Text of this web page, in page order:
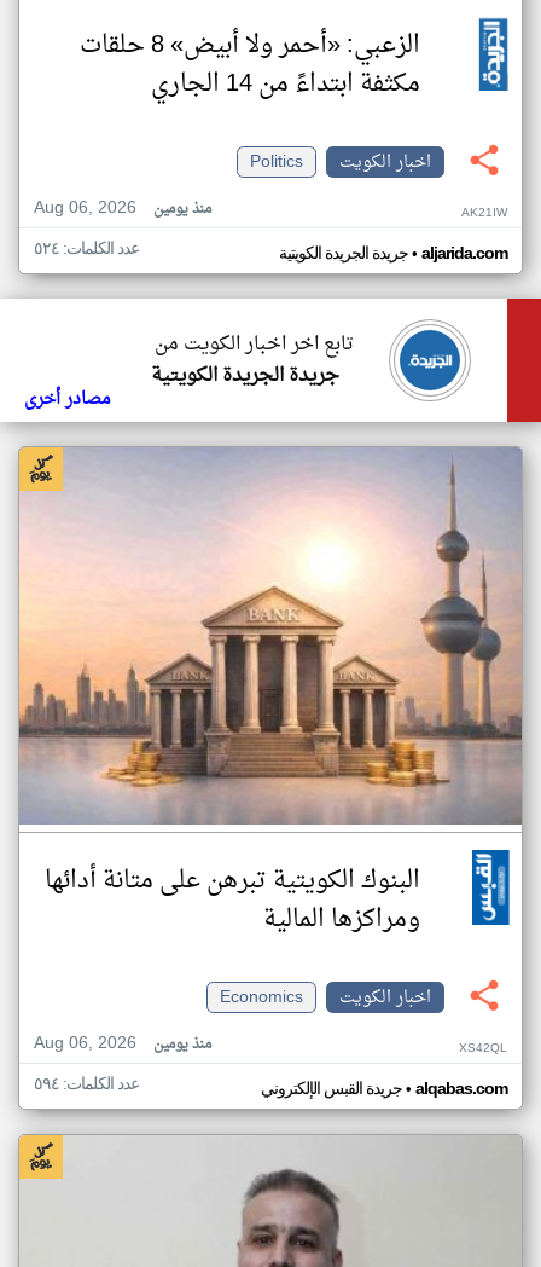
الزعبي: «أحمر ولا أبيض» 8 حلقات
مكثفة ابتداءً من 14 الجاري
اخبار الكويت
Politics
Aug 06, 2026
منذ يومين AK21IW
جريدة الجريدة الكويتية• aljarida.com عدد الكلمات: ٥٢٤
تابع اخر اخبار الكويت من
جريدة الجريدة الكويتية
مصادر أخرى
البنوك الكويتية تبرهن على متانة أدائها
ومراكزها المالية
اخبار الكويت
Economics
Aug 06, 2026
منذ يومين XS42QL
جريدة القبس الإلكتروني• alqabas.com عدد الكلمات: ٥٩٤